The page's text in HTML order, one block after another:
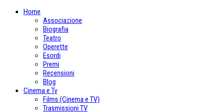
Home
Associazione
Biografia
Teatro
Operette
Esordi
Premi
Recensioni
Blog
Cinema e Tv
Films (Cinema e TV)
Trasmissioni TV